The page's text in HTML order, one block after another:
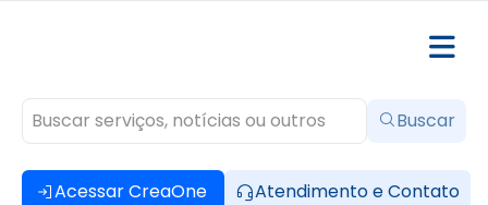
Acessar CreaOne Atendimento e Contato
Buscar